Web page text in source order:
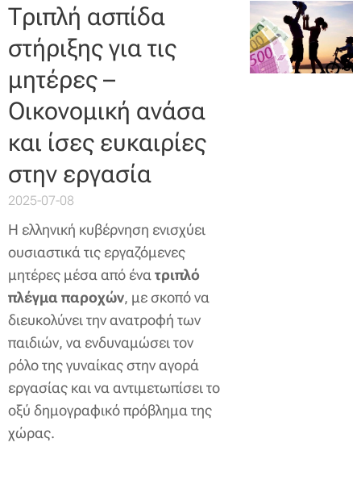
Τριπλή ασπίδα
στήριξης για τις
μητέρες –
Οικονομική ανάσα
και ίσες ευκαιρίες
στην εργασία
2025-07-08
Η ελληνική κυβέρνηση ενισχύει
ουσιαστικά τις εργαζόμενες
μητέρες μέσα από ένα τριπλό
πλέγμα παροχών, με σκοπό να
διευκολύνει την ανατροφή των
παιδιών, να ενδυναμώσει τον
ρόλο της γυναίκας στην αγορά
εργασίας και να αντιμετωπίσει το
οξύ δημογραφικό πρόβλημα της
χώρας.